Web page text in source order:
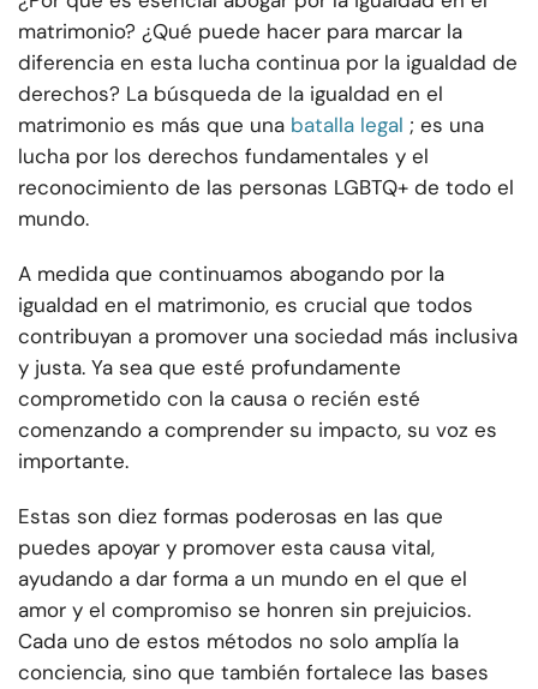
matrimonio? ¿Qué puede hacer para marcar la
diferencia en esta lucha continua por la igualdad de
derechos? La búsqueda de la igualdad en el
matrimonio es más que una batalla legal ; es una
lucha por los derechos fundamentales y el
reconocimiento de las personas LGBTQ+ de todo el
mundo.
A medida que continuamos abogando por la
igualdad en el matrimonio, es crucial que todos
contribuyan a promover una sociedad más inclusiva
y justa. Ya sea que esté profundamente
comprometido con la causa o recién esté
comenzando a comprender su impacto, su voz es
importante.
Estas son diez formas poderosas en las que
puedes apoyar y promover esta causa vital,
ayudando a dar forma a un mundo en el que el
amor y el compromiso se honren sin prejuicios.
Cada uno de estos métodos no solo amplía la
conciencia, sino que también fortalece las bases